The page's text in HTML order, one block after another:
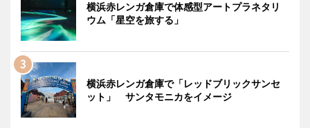
横浜赤レンガ倉庫で体感型アートプラネタリ
ウム「星空を旅する」
横浜赤レンガ倉庫で「レッドブリックサンセ
ット」 サンタモニカをイメージ